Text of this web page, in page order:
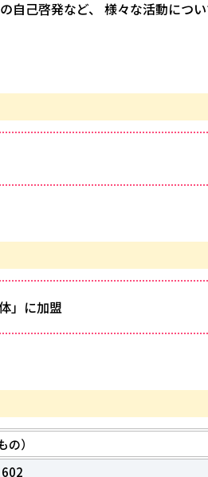
自己啓発など、 様々な活動につ
」に加盟
）